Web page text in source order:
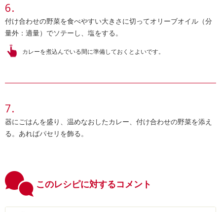
付け合わせの野菜を食べやすい大きさに切ってオリーブオイル（分
量外：適量）でソテーし、塩をする。
カレーを煮込んでいる間に準備しておくとよいです。
器にごはんを盛り、温めなおしたカレー、付け合わせの野菜を添え
る。あればパセリを飾る。
このレシピに対するコメント